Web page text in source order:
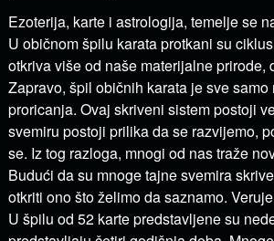
Ezoterija, karte i astrologija, temelje se
U običnom špilu karata protkani su
otkriva više od naše materijalne
Zapravo, špil običnih karata je sve
proricanja. Ovaj skriveni sistem postoji
svemiru postoji prilika da se razvijemo,
se. Iz tog razloga, mnogi od nas traže
Budući da su mnoge tajne svemira
otkriti ono što želimo da saznamo.
U špilu od 52 karte predstavljene su